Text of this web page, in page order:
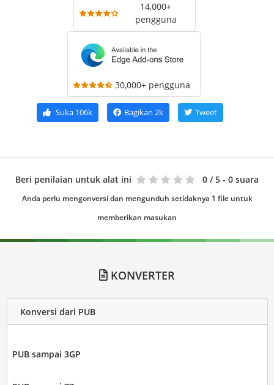
14,000+
pengguna
30,000+ pengguna
Suka106k Bagikan 2k Tweet
Beri penilaian untuk alat ini 0 / 5 - 0 suara
Anda perlu mengonversi dan mengunduh setidaknya 1 file untuk
memberikan masukan
KONVERTER
Konversi dari PUB
PUB sampai 3GP